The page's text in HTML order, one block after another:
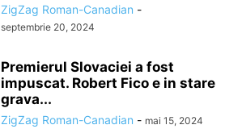
ZigZag Roman-Canadian -
septembrie 20, 2024
Premierul Slovaciei a fost
impuscat. Robert Fico e in stare
grava...
ZigZag Roman-Canadian - mai 15, 2024